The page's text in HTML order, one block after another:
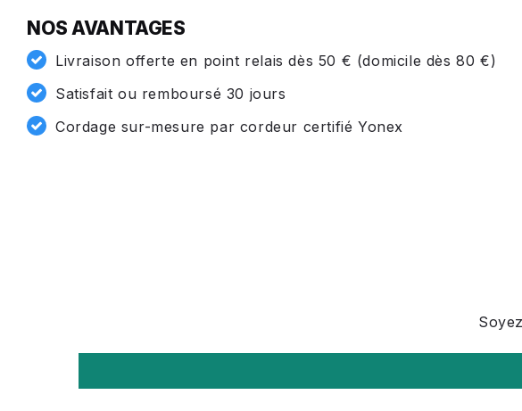
NOS AVANTAGES
Livraison offerte en point relais dès 50 € (domicile dès 80 €)
Satisfait ou remboursé 30 jours
Cordage sur-mesure par cordeur certifié Yonex